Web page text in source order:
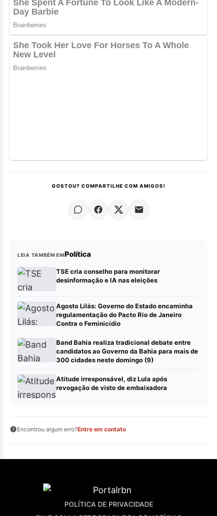
GOSTOU? COMPARTILHE COM AMIGOS!
LEIA TAMBÉM EMPolítica
TSE cria conselho para monitorar
desinformação e IA nas eleições
Agosto Lilás: Governo do Estado encaminha
regulamentação do Pacto Rio de Janeiro
Contra o Feminicídio
Band Bahia realiza tradicional debate entre
candidatos ao Governo da Bahia para mais de
300 cidades neste domingo (9)
Atitude irresponsável, diz Lula após
revogação de visto de embaixadora
Encontrou algum erro?Entre em contato
POLÍTICA DE PRIVACIDADE